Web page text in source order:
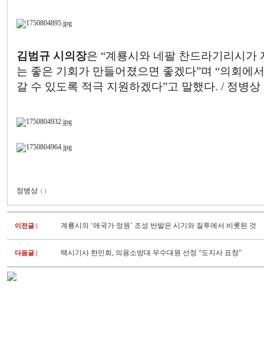
김범규 시의장은 “계룡시와 네팔 찬드라기리시가
는 좋은 기회가 만들어졌으면 좋겠다”며 “의회에
갈 수 있도록 적극 지원하겠다”고 말했다. / 정병상
정병상 ( )
이전글 | 계룡시의 ‘애국가 정원’ 조성 반발은 시기와 질투에서 비롯된 것
다음글 | 택시기사 한민희, 의용소방대 우수대원 선정 “도지사 표창”